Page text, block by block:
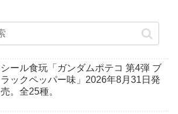
シール食玩「ガンダムポテコ 第4弾 ブ
ラックペッパー味」2026年8月31日発
売。全25種。